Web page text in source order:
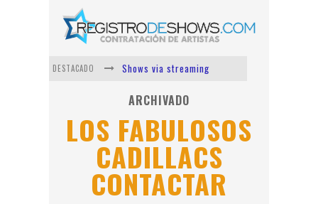
DESTACADO
Shows via streaming
Lit Killah
Nicki Nicole
Duki
Vi Em
Los Ángeles Azules
ARCHIVADO
LOS FABULOSOS
CADILLACS
CONTACTAR